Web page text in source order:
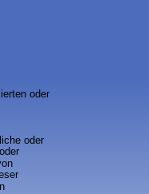
oder
oder